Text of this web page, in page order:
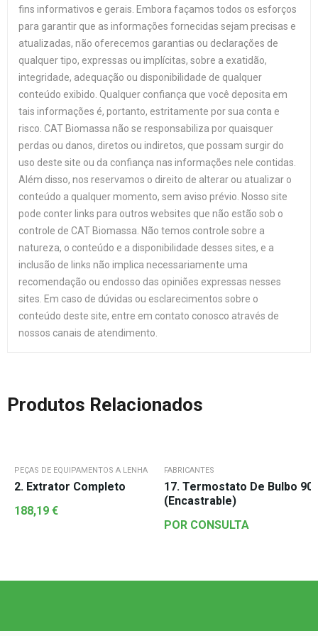
fins informativos e gerais. Embora façamos todos os esforços
para garantir que as informações fornecidas sejam precisas e
atualizadas, não oferecemos garantias ou declarações de
qualquer tipo, expressas ou implícitas, sobre a exatidão,
integridade, adequação ou disponibilidade de qualquer
conteúdo exibido. Qualquer confiança que você deposita em
tais informações é, portanto, estritamente por sua conta e
risco. CAT Biomassa não se responsabiliza por quaisquer
perdas ou danos, diretos ou indiretos, que possam surgir do
uso deste site ou da confiança nas informações nele contidas.
Além disso, nos reservamos o direito de alterar ou atualizar o
conteúdo a qualquer momento, sem aviso prévio. Nosso site
pode conter links para outros websites que não estão sob o
controle de CAT Biomassa. Não temos controle sobre a
natureza, o conteúdo e a disponibilidade desses sites, e a
inclusão de links não implica necessariamente uma
recomendação ou endosso das opiniões expressas nesses
sites. Em caso de dúvidas ou esclarecimentos sobre o
conteúdo deste site, entre em contato conosco através de
nossos canais de atendimento.
Produtos Relacionados
PEÇAS DE EQUIPAMENTOS A LENHA
2. Extrator Completo
188,19 €
FABRICANTES
17. Termostato De Bulbo 90-
(Encastrable)
POR CONSULTA